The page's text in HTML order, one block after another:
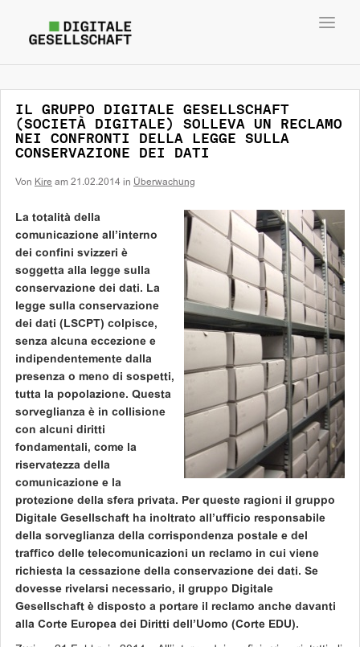
IL GRUPPO DIGITALE GESELLSCHAFT
(SOCIETÀ DIGITALE) SOLLEVA UN RECLAMO
NEI CONFRONTI DELLA LEGGE SULLA
CONSERVAZIONE DEI DATI
Von Kire am 21.02.2014 in Überwachung
La totalità della
comunicazione all’interno
dei confini svizzeri è
soggetta alla legge sulla
conservazione dei dati. La
legge sulla conservazione
dei dati (LSCPT) colpisce,
senza alcuna eccezione e
indipendentemente dalla
presenza o meno di sospetti,
tutta la popolazione. Questa
sorveglianza è in collisione
con alcuni diritti
fondamentali, come la
riservatezza della
comunicazione e la
protezione della sfera privata. Per queste ragioni il gruppo
Digitale Gesellschaft ha inoltrato all’ufficio responsabile
della sorveglianza della corrispondenza postale e del
traffico delle telecomunicazioni un reclamo in cui viene
richiesta la cessazione della conservazione dei dati. Se
dovesse rivelarsi necessario, il gruppo Digitale
Gesellschaft è disposto a portare il reclamo anche davanti
alla Corte Europea dei Diritti dell’Uomo (Corte EDU).